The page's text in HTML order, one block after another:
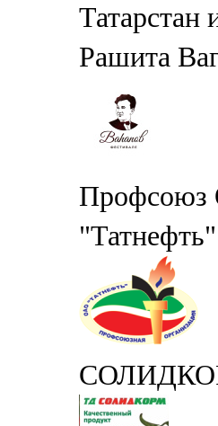
Татарстан
Рашита
"Татнефть"